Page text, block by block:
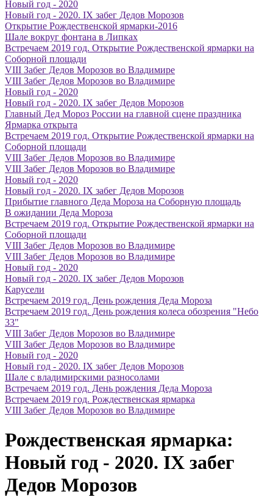
Новый год - 2020
Новый год - 2020. IX забег Дедов Морозов
Открытие Рождественской ярмарки-2016
Шале вокруг фонтана в Липках
Встречаем 2019 год. Открытие Рождественской ярмарки на
Соборной площади
VIII Забег Дедов Морозов во Владимире
VIII Забег Дедов Морозов во Владимире
Новый год - 2020
Новый год - 2020. IX забег Дедов Морозов
Главный Дед Мороз России на главной сцене праздника
Ярмарка открыта
Встречаем 2019 год. Открытие Рождественской ярмарки на
Соборной площади
VIII Забег Дедов Морозов во Владимире
VIII Забег Дедов Морозов во Владимире
Новый год - 2020
Новый год - 2020. IX забег Дедов Морозов
Прибытие главного Деда Мороза на Соборную площадь
В ожидании Деда Мороза
Встречаем 2019 год. Открытие Рождественской ярмарки на
Соборной площади
VIII Забег Дедов Морозов во Владимире
VIII Забег Дедов Морозов во Владимире
Новый год - 2020
Новый год - 2020. IX забег Дедов Морозов
Карусели
Встречаем 2019 год. День рождения Деда Мороза
Встречаем 2019 год. День рождения колеса обозрения "Небо
33"
VIII Забег Дедов Морозов во Владимире
VIII Забег Дедов Морозов во Владимире
Новый год - 2020
Новый год - 2020. IX забег Дедов Морозов
Шале с владимирскими разносолами
Встречаем 2019 год. День рождения Деда Мороза
Встречаем 2019 год. Рождественская ярмарка
VIII Забег Дедов Морозов во Владимире
Рождественская ярмарка:
Новый год - 2020. IX забег
Дедов Морозов